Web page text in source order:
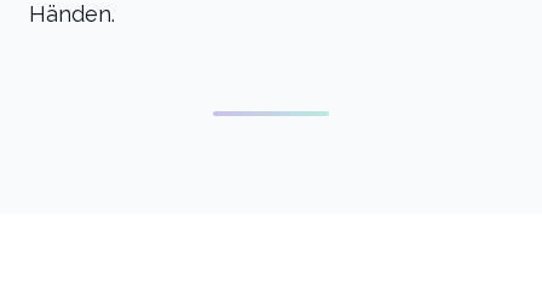
Händen.